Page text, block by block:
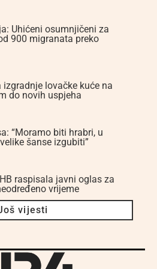
Uhićeni osumnjičeni za
900 migranata preko
lovačke kuće na
do novih uspjeha
“Moramo biti hrabri, u
šanse izgubiti”
raspisala javni oglas za
vrijeme
vijesti